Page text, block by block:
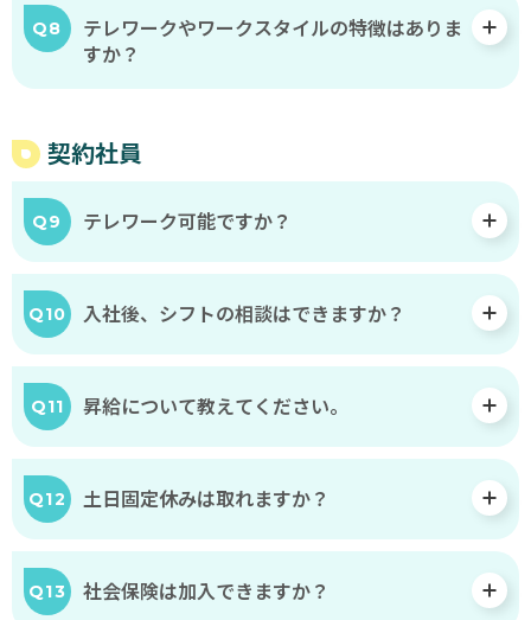
Q8
テレワークやワークスタイルの特徴はありま
すか？
契約社員
Q9 テレワーク可能ですか？
Q10 入社後、シフトの相談はできますか？
Q11 昇給について教えてください。
Q12 土日固定休みは取れますか？
Q13 社会保険は加入できますか？
び
か
け
と
こ
ろ、
た
く
さ
ん
の
素
晴
ら
し
い
女
性